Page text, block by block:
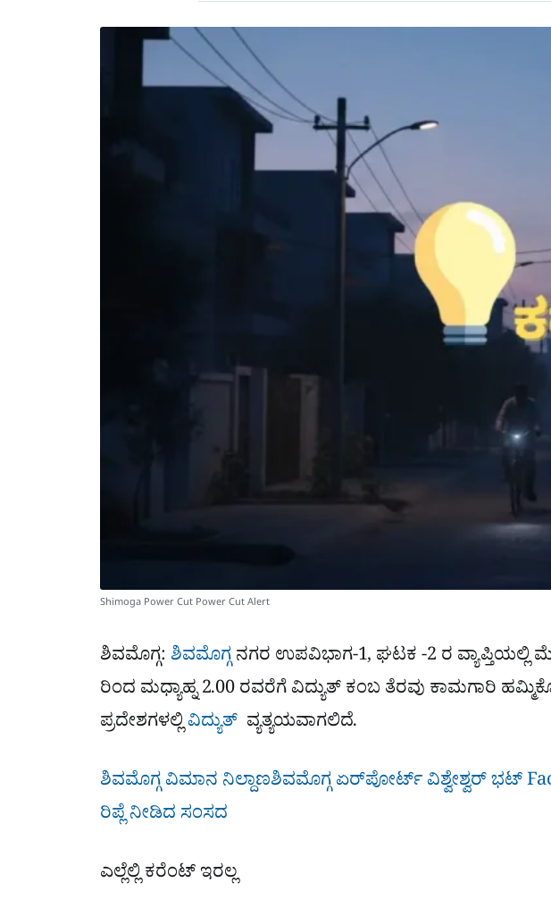
Shimoga Power Cut Power Cut Alert
ಶಿವಮೊಗ್ಗ: ಶಿವಮೊಗ್ಗನಗರ ಉಪವಿಭಾಗ-1, ಘಟಕ -2 ರ ವ್ಯಾಪ್ತಿಯಲ್ಲಿ
ರಿಂದ ಮಧ್ಯಾಹ್ನ 2.00 ರವರೆಗೆ ವಿದ್ಯುತ್ ಕಂಬ ತೆರವು ಕಾಮಗಾರಿ
ಪ್ರದೇಶಗಳಲ್ಲಿವಿದ್ಯುತ್​​ ವ್ಯತ್ಯಯವಾಗಲಿದೆ.
ಶಿವಮೊಗ್ಗ ವಿಮಾನ ನಿಲ್ದಾಣಶಿವಮೊಗ್ಗ ಏರ್​ಪೋರ್ಟ್​ ವಿಶ್ವೇಶ್ವರ್​ ಭಟ್​
ರಿಪ್ಲೆ ನೀಡಿದ ಸಂಸದ
ಎಲ್ಲೆಲ್ಲಿ ಕರೆಂಟ್​​​ ಇರಲ್ಲ